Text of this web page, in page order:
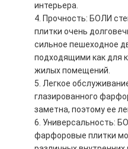
интерьера.
Прочность: БОЛИ
плитки очень
сильное пешеходное
подходящими как для
жилых помещений.
Легкое
глазированного
заметна, поэтому ее
Универсальность:
фарфоровые плитки